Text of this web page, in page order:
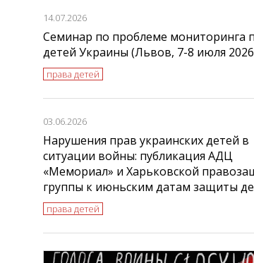
14.07.2026
Семинар по проблеме мониторинга
детей Украины (Львов, 7-8 июля
права детей
03.06.2026
Нарушения прав украинских детей в
ситуации войны: публикация АДЦ
«Мемориал» и Харьковской
группы к июньским датам защиты
права детей